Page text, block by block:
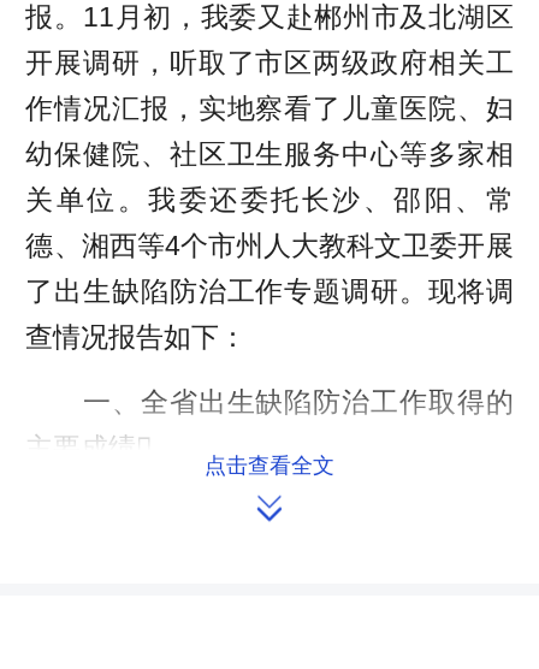
报。11月初，我委又赴郴州市及北湖区
开展调研，听取了市区两级政府相关工
作情况汇报，实地察看了儿童医院、妇
幼保健院、社区卫生服务中心等多家相
关单位。我委还委托长沙、邵阳、常
德、湘西等4个市州人大教科文卫委开展
了出生缺陷防治工作专题调研。现将调
查情况报告如下：
一、全省出生缺陷防治工作取得的
主要成绩
近几年来，全省各级政府十分重视
点击查看全文
